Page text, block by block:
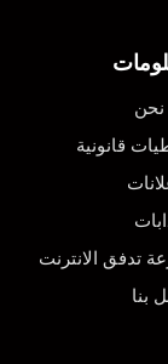
قانونية
تدفق الانترنت
بنا